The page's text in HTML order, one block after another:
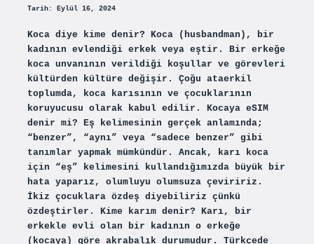
Tarih: Eylül 16, 2024
Koca diye kime denir? Koca (husbandman), bir
kadının evlendiği erkek veya eştir. Bir erkeğe
koca unvanının verildiği koşullar ve görevleri
kültürden kültüre değişir. Çoğu ataerkil
toplumda, koca karısının ve çocuklarının
koruyucusu olarak kabul edilir. Kocaya eSIM
denir mi? Eş kelimesinin gerçek anlamında;
“benzer”, “aynı” veya “sadece benzer” gibi
tanımlar yapmak mümkündür. Ancak, karı koca
için “eş” kelimesini kullandığımızda büyük bir
hata yaparız, olumluyu olumsuza çeviririz.
İkiz çocuklara özdeş diyebiliriz çünkü
özdeştirler. Kime karım denir? Karı, bir
erkekle evli olan bir kadının o erkeğe
(kocaya) göre akrabalık durumudur. Türkçede